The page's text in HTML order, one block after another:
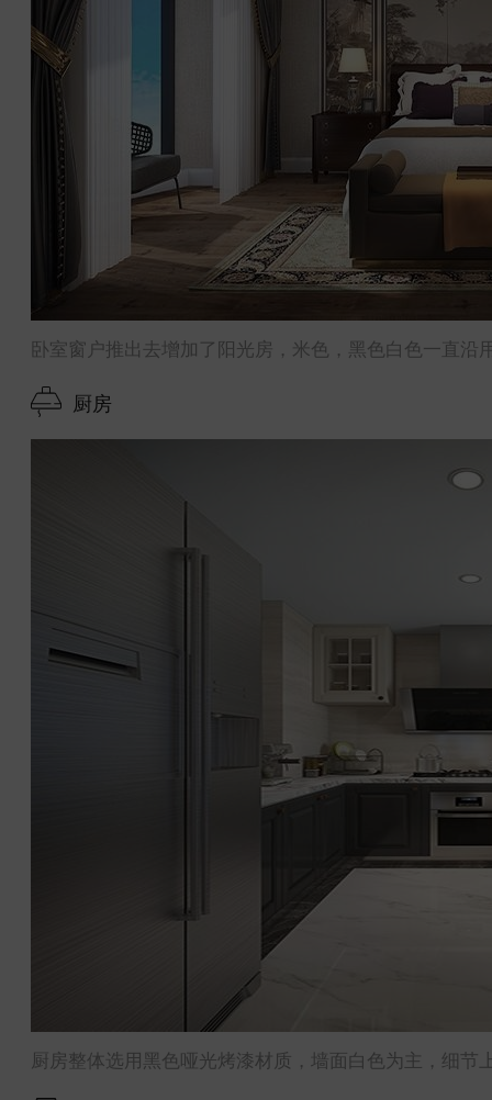
卧室窗户推出去增加了阳光房，米色，黑色白色一直
厨房
厨房整体选用黑色哑光烤漆材质，墙面白色为主，细节